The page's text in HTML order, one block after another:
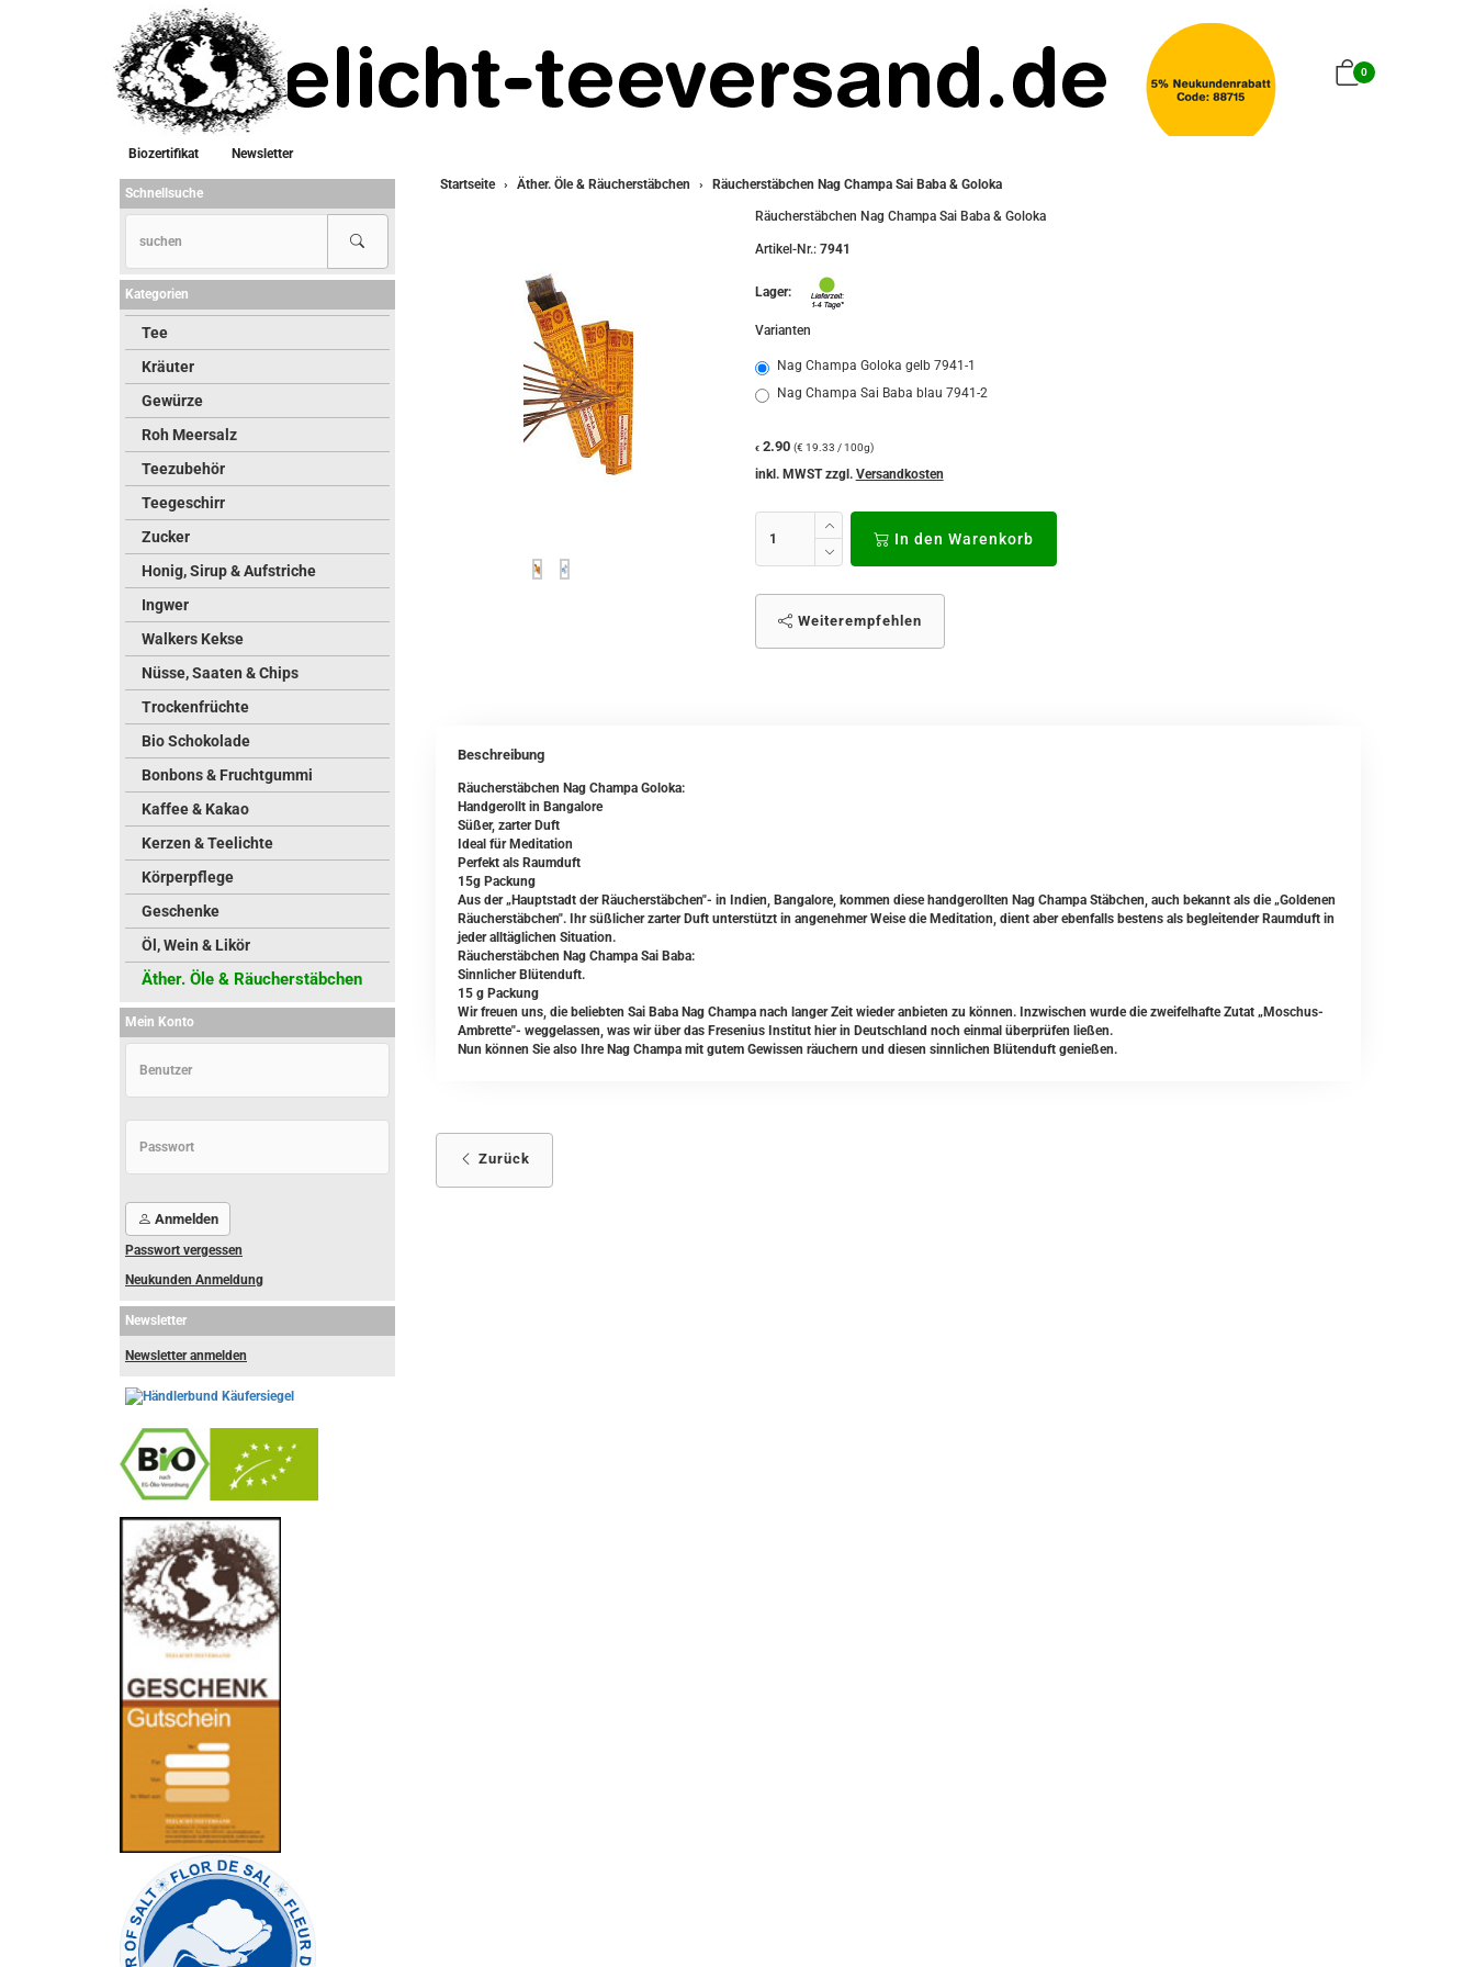
0
Biozertifikat
Newsletter
Startseite
Äther. Öle & Räucherstäbchen Räucherstäbchen Nag Champa Sai Baba & Goloka
Räucherstäbchen Nag Champa Sai Baba & Goloka
Artikel-Nr.: 7941
Lager:
Varianten
Nag Champa Goloka gelb 7941-1
Nag Champa Sai Baba blau 7941-2
€ 2.90 (€ 19.33 / 100g)
inkl. MWST zzgl. Versandkosten
In den Warenkorb
Weiterempfehlen
Beschreibung
Räucherstäbchen Nag Champa Goloka:
Handgerollt in Bangalore
Süßer, zarter Duft
Ideal für Meditation
Perfekt als Raumduft
15g Packung
Aus der „Hauptstadt der Räucherstäbchen"- in Indien, Bangalore, kommen diese handgerollten Nag Champa Stäbchen, auch bekannt als die „Goldenen
Räucherstäbchen". Ihr süßlicher zarter Duft unterstützt in angenehmer Weise die Meditation, dient aber ebenfalls bestens als begleitender Raumduft in
jeder alltäglichen Situation.
Räucherstäbchen Nag Champa Sai Baba:
Sinnlicher Blütenduft.
15 g Packung
Wir freuen uns, die beliebten Sai Baba Nag Champa nach langer Zeit wieder anbieten zu können. Inzwischen wurde die zweifelhafte Zutat „Moschus-
Ambrette"- weggelassen, was wir über das Fresenius Institut hier in Deutschland noch einmal überprüfen ließen.
Nun können Sie also Ihre Nag Champa mit gutem Gewissen räuchern und diesen sinnlichen Blütenduft genießen.
Zurück
Schnellsuche
Kategorien
Tee
Kräuter
Gewürze
Roh Meersalz
Teezubehör
Teegeschirr
Zucker
Honig, Sirup & Aufstriche
Ingwer
Walkers Kekse
Nüsse, Saaten & Chips
Trockenfrüchte
Bio Schokolade
Bonbons & Fruchtgummi
Kaffee & Kakao
Kerzen & Teelichte
Körperpflege
Geschenke
Öl, Wein & Likör
Äther. Öle & Räucherstäbchen
Mein Konto
Anmelden
Passwort vergessen
Neukunden Anmeldung
Newsletter
Newsletter anmelden